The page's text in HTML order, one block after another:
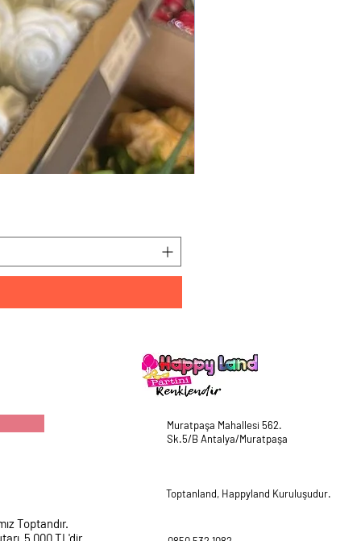
Toptandır.
Muratpaşa Mahallesi 562.
Sk.5/B Antalya/Muratpaşa
Toptanland, Happyland Kuruluşudur.